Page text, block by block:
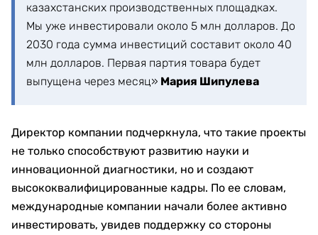
казахстанских производственных площадках.
Мы уже инвестировали около 5 млн долларов. До
2030 года сумма инвестиций составит около 40
млн долларов. Первая партия товара будет
выпущена через месяц» Мария Шипулева
Директор компании подчеркнула, что такие проекты
не только способствуют развитию науки и
инновационной диагностики, но и создают
высококвалифицированные кадры. По ее словам,
международные компании начали более активно
инвестировать, увидев поддержку со стороны